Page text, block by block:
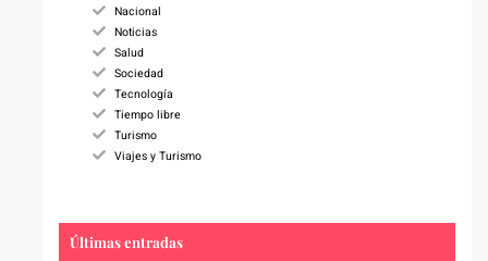
Nacional
Noticias
Salud
Sociedad
Tecnología
Tiempo libre
Turismo
Viajes y Turismo
Últimas entradas